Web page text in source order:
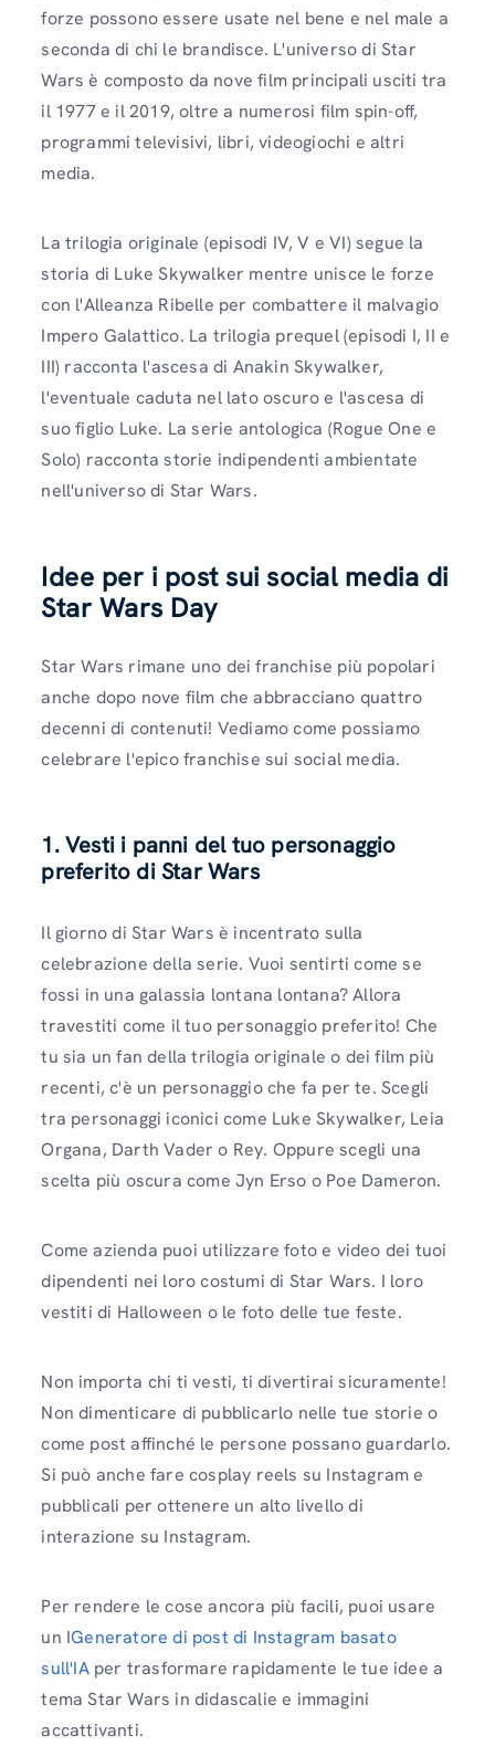
forze possono essere usate nel bene e nel male a
seconda di chi le brandisce. L'universo di Star
Wars è composto da nove film principali usciti tra
il 1977 e il 2019, oltre a numerosi film spin-off,
programmi televisivi, libri, videogiochi e altri
media.
La trilogia originale (episodi IV, V e VI) segue la
storia di Luke Skywalker mentre unisce le forze
con l'Alleanza Ribelle per combattere il malvagio
Impero Galattico. La trilogia prequel (episodi I, II e
III) racconta l'ascesa di Anakin Skywalker,
l'eventuale caduta nel lato oscuro e l'ascesa di
suo figlio Luke. La serie antologica (Rogue One e
Solo) racconta storie indipendenti ambientate
nell'universo di Star Wars.
Idee per i post sui social media di
Star Wars Day
Star Wars rimane uno dei franchise più popolari
anche dopo nove film che abbracciano quattro
decenni di contenuti! Vediamo come possiamo
celebrare l'epico franchise sui social media.
1. Vesti i panni del tuo personaggio
preferito di Star Wars
Il giorno di Star Wars è incentrato sulla
celebrazione della serie. Vuoi sentirti come se
fossi in una galassia lontana lontana? Allora
travestiti come il tuo personaggio preferito! Che
tu sia un fan della trilogia originale o dei film più
recenti, c'è un personaggio che fa per te. Scegli
tra personaggi iconici come Luke Skywalker, Leia
Organa, Darth Vader o Rey. Oppure scegli una
scelta più oscura come Jyn Erso o Poe Dameron.
Come azienda puoi utilizzare foto e video dei tuoi
dipendenti nei loro costumi di Star Wars. I loro
vestiti di Halloween o le foto delle tue feste.
Non importa chi ti vesti, ti divertirai sicuramente!
Non dimenticare di pubblicarlo nelle tue storie o
come post affinché le persone possano guardarlo.
Si può anche fare cosplay reels su Instagram e
pubblicali per ottenere un alto livello di
interazione su Instagram.
Per rendere le cose ancora più facili, puoi usare
un IGeneratore di post di Instagram basato
sull'IAper trasformare rapidamente le tue idee a
tema Star Wars in didascalie e immagini
accattivanti.